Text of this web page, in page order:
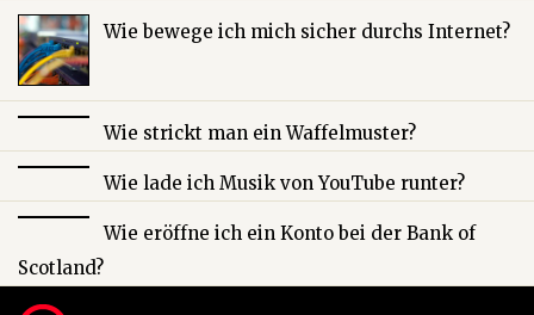
Wie bewege ich mich sicher durchs Internet?
Wie strickt man ein Waffelmuster?
Wie lade ich Musik von YouTube runter?
Wie eröffne ich ein Konto bei der Bank of
Scotland?